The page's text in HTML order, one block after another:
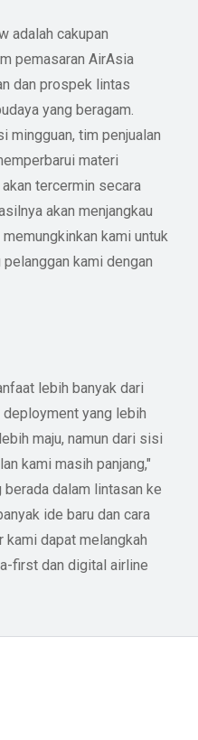
adalah cakupan
pemasaran AirAsia
dan prospek lintas
yang beragam.
mingguan, tim penjualan
materi
tercermin secara
akan menjangkau
kami untuk
kami dengan
lebih banyak dari
yang lebih
maju, namun dari sisi
kami masih panjang,"
dalam lintasan ke
ide baru dan cara
kami dapat melangkah
first dan digital airline